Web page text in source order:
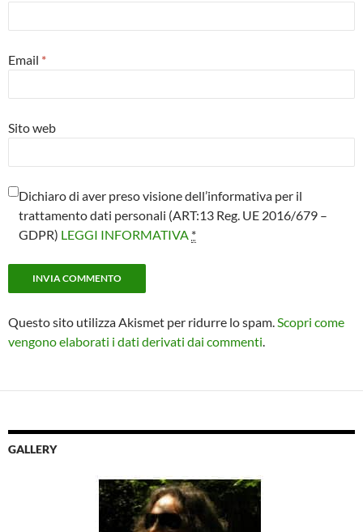
Email *
Sito web
Dichiaro di aver preso visione dell’informativa per il
trattamento dati personali (ART:13 Reg. UE 2016/679 –
GDPR) LEGGI INFORMATIVA *
Questo sito utilizza Akismet per ridurre lo spam. Scopri come
vengono elaborati i dati derivati dai commenti
GALLERY